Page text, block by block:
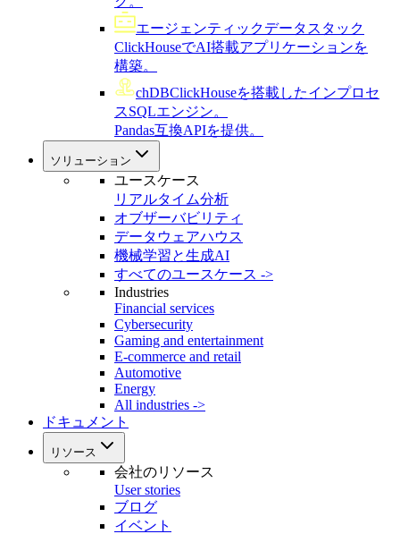
エージェンティックデータスタック
ClickHouseでAI搭載アプリケーションを
構築。
chDBClickHouseを搭載したインプロセ
スSQLエンジン。
Pandas互換APIを提供。
ソリューション
ユースケース
リアルタイム分析
オブザーバビリティ
データウェアハウス
機械学習と生成AI
すべてのユースケース ->
Industries
Financial services
Cybersecurity
Gaming and entertainment
E-commerce and retail
Automotive
Energy
All industries ->
ドキュメント
リソース
会社のリソース
User stories
ブログ
イベント